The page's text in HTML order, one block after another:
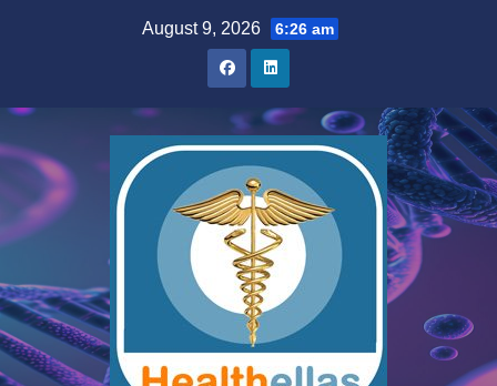
August 9, 2026 6:26 am